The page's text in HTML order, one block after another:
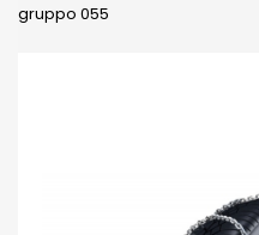
gruppo 055